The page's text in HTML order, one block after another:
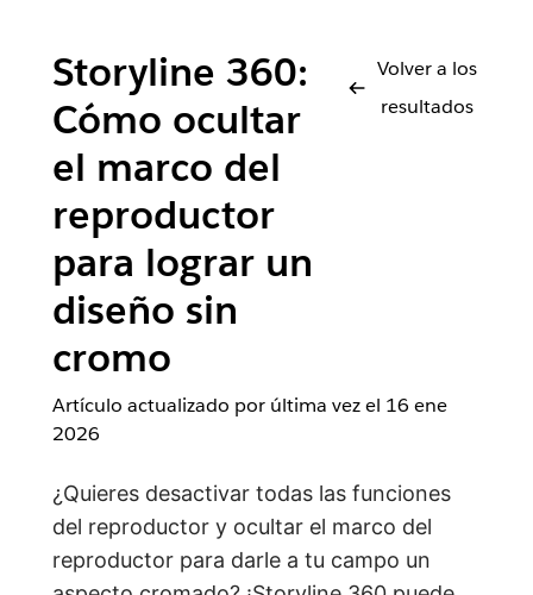
Storyline 360:
Cómo ocultar
el marco del
reproductor
para lograr un
diseño sin
cromo
Volver a los
resultados
Artículo actualizado por última vez el 16 ene
2026
¿Quieres desactivar todas las funciones
del reproductor y ocultar el marco del
reproductor para darle a tu campo un